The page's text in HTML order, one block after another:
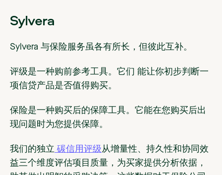
Sylvera
Sylvera 与保险服务虽各有所长，但彼此互补。
评级是一种购前参考工具。它们 能让你初步判断一
项信贷产品是否值得购买。
保险是一种购买后的保障工具。 它能在您购买后出
现问题时为您提供保障。
我们的独立 碳信用评级从增量性、持久性和协同效
益三个维度评估项目质量，为买家提供分析依据，